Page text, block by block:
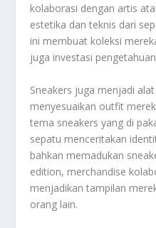
kolaborasi dengan artis
estetika dan teknis dari
ini membuat koleksi
juga investasi
Sneakers juga menjadi
menyesuaikan outfit
tema sneakers yang di
sepatu menceritakan
bahkan memadukan
edition, merchandise
menjadikan tampilan
orang lain.